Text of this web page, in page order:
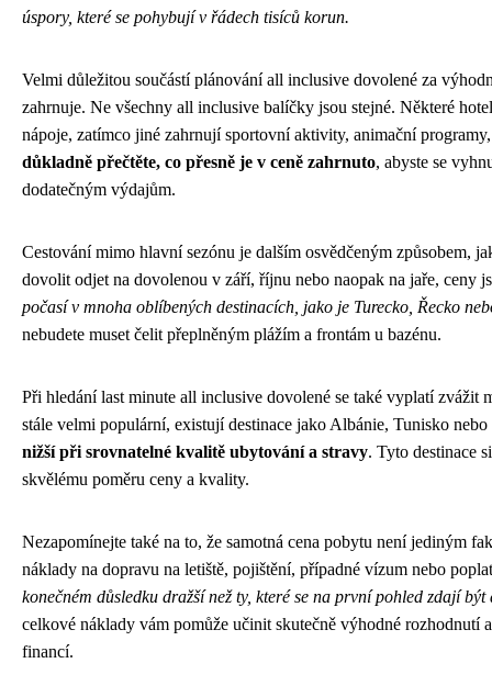
úspory, které se pohybují v řádech tisíců korun.
Velmi důležitou součástí plánování all inclusive dovolené za
zahrnuje. Ne všechny all inclusive balíčky jsou stejné. Některé
nápoje, zatímco jiné zahrnují sportovní aktivity, animační
důkladně přečtěte, co přesně je v ceně zahrnuto, abyste se
dodatečným výdajům.
Cestování mimo hlavní sezónu je dalším osvědčeným způsobem,
dovolit odjet na dovolenou v září, říjnu nebo naopak na jaře, ceny
počasí v mnoha oblíbených destinacích, jako je Turecko, Řecko
nebudete muset čelit přeplněným plážím a frontám u bazénu.
Při hledání last minute all inclusive dovolené se také vyplatí zvážit
stále velmi populární, existují destinace jako Albánie, Tunisko
nižší při srovnatelné kvalitě ubytování a stravy. Tyto destinace
skvělému poměru ceny a kvality.
Nezapomínejte také na to, že samotná cena pobytu není jediným
náklady na dopravu na letiště, pojištění, případné vízum nebo
konečném důsledku dražší než ty, které se na první pohled zdají být
celkové náklady vám pomůže učinit skutečně výhodné rozhodnutí
financí.